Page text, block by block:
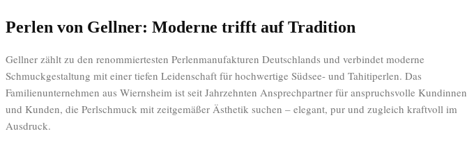
Perlen von Gellner: Moderne trifft auf Tradition
Gellner zählt zu den renommiertesten Perlenmanufakturen Deutschlands und verbindet moderne
Schmuckgestaltung mit einer tiefen Leidenschaft für hochwertige Südsee- und Tahitiperlen. Das
Familienunternehmen aus Wiernsheim ist seit Jahrzehnten Ansprechpartner für anspruchsvolle Kundinnen
und Kunden, die Perlschmuck mit zeitgemäßer Ästhetik suchen – elegant, pur und zugleich kraftvoll im
Ausdruck.